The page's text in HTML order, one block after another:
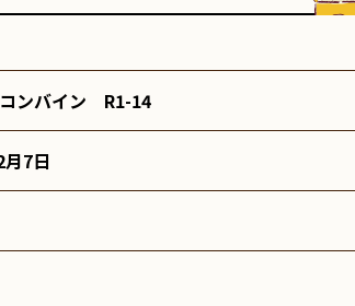
ンバイン R1-14
7日